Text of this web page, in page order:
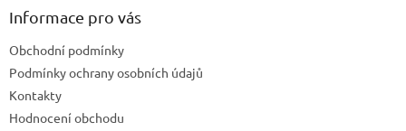
Informace pro vás
Obchodní podmínky
Podmínky ochrany osobních údajů
Kontakty
Hodnocení obchodu